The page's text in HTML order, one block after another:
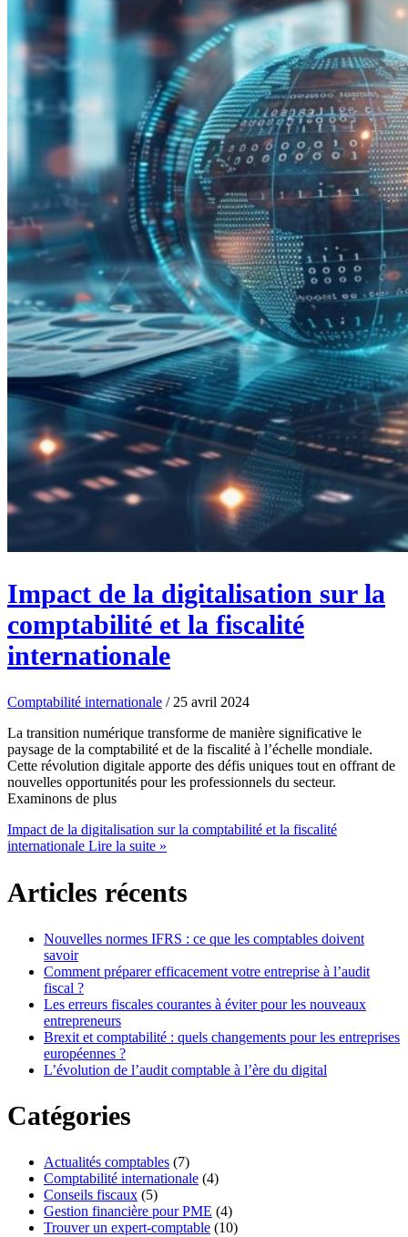
Impact de la digitalisation sur la
comptabilité et la fiscalité
internationale
Comptabilité internationale / 25 avril 2024
La transition numérique transforme de manière significative le
paysage de la comptabilité et de la fiscalité à l’échelle mondiale.
Cette révolution digitale apporte des défis uniques tout en offrant de
nouvelles opportunités pour les professionnels du secteur.
Examinons de plus
Impact de la digitalisation sur la comptabilité et la fiscalité
internationale Lire la suite »
Articles récents
Nouvelles normes IFRS : ce que les comptables doivent
savoir
Comment préparer efficacement votre entreprise à l’audit
fiscal ?
Les erreurs fiscales courantes à éviter pour les nouveaux
entrepreneurs
Brexit et comptabilité : quels changements pour les entreprises
européennes ?
L’évolution de l’audit comptable à l’ère du digital
Catégories
Actualités comptables (7)
Comptabilité internationale (4)
Conseils fiscaux (5)
Gestion financière pour PME (4)
Trouver un expert-comptable (10)